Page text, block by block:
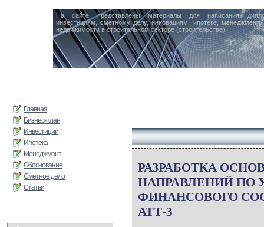
На сайте представлены материалы для написания
инвестициям, сметному делу, инновациям, ипотеке,
недвижимости в строительном секторе (строительстве).
Главная
Бизнес-план
Инвестиции
Ипотека
Менеджмент
Обоснование
Сметное дело
Статьи
РАЗРАБОТКА
НАПРАВЛЕНИЙ ПО
ФИНАНСОВОГО
АТТ-3